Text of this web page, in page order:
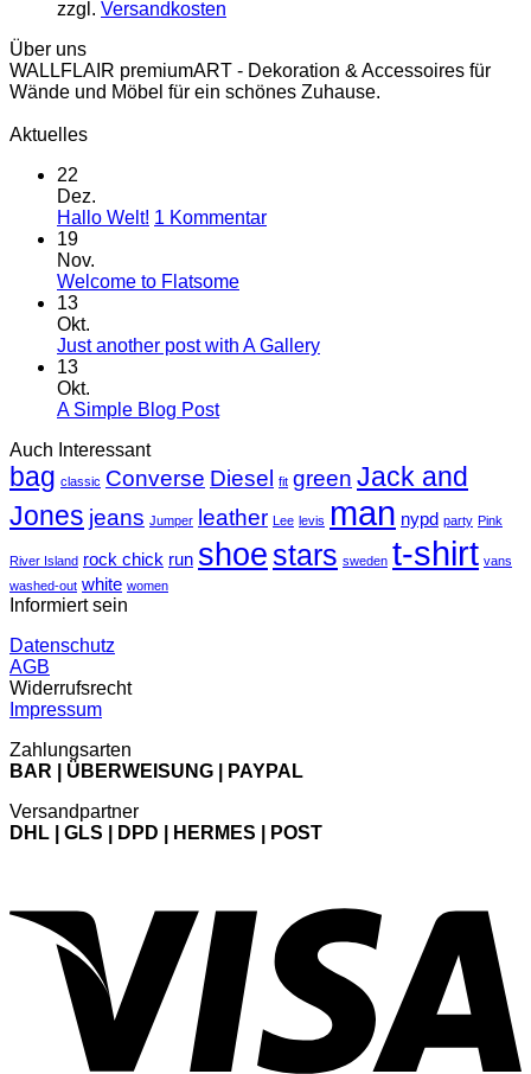
zzgl. Versandkosten
Über uns
WALLFLAIR premiumART - Dekoration & Accessoires für
Wände und Möbel für ein schönes Zuhause.
Aktuelles
22
Dez.
Hallo Welt! 1 Kommentarzu
19
Nov.
Welcome to FlatsomeKeine
Welcome
13
Okt.
Just another post with A GalleryKeine
with
A
Gallery
13
Okt.
A Simple Blog PostKeine
A
Simple
Blog
Auch Interessant
bag classic Converse Diesel fit green Jack and
Jones jeans Jumper leather Lee levis man nypd party Pink
River Island rock chick run shoe stars sweden t-shirt vans
washed-out white women
Informiert sein
Datenschutz
AGB
Widerrufsrecht
Impressum
Zahlungsarten
BAR | ÜBERWEISUNG | PAYPAL
Versandpartner
DHL | GLS | DPD | HERMES | POST